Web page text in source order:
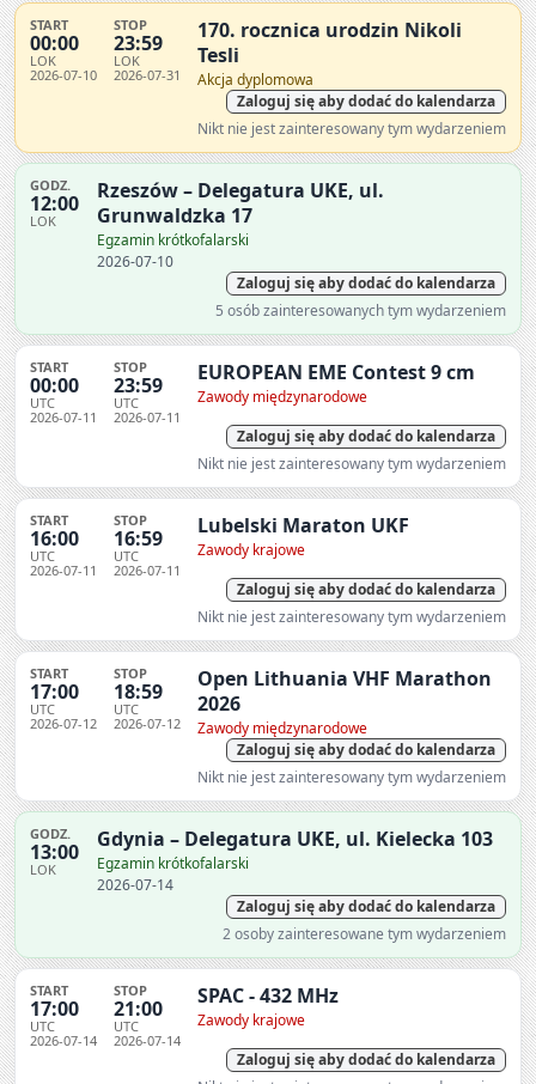
START
00:00
LOK
2026-07-10
STOP
23:59
LOK
2026-07-31
170. rocznica urodzin Nikoli
Tesli
Akcja dyplomowa
Zaloguj się aby dodać do kalendarza
Nikt nie jest zainteresowany tym wydarzeniem
GODZ.
12:00
LOK
Rzeszów – Delegatura UKE, ul.
Grunwaldzka 17
Egzamin krótkofalarski
2026-07-10
Zaloguj się aby dodać do kalendarza
5 osób zainteresowanych tym wydarzeniem
START
00:00
UTC
2026-07-11
STOP
23:59
UTC
2026-07-11
EUROPEAN EME Contest 9 cm
Zawody międzynarodowe
Zaloguj się aby dodać do kalendarza
Nikt nie jest zainteresowany tym wydarzeniem
START
16:00
UTC
2026-07-11
STOP
16:59
UTC
2026-07-11
Lubelski Maraton UKF
Zawody krajowe
Zaloguj się aby dodać do kalendarza
Nikt nie jest zainteresowany tym wydarzeniem
START
17:00
UTC
2026-07-12
STOP
18:59
UTC
2026-07-12
Open Lithuania VHF Marathon
2026
Zawody międzynarodowe
Zaloguj się aby dodać do kalendarza
Nikt nie jest zainteresowany tym wydarzeniem
GODZ.
13:00
LOK
Gdynia – Delegatura UKE, ul. Kielecka 103
Egzamin krótkofalarski
2026-07-14
Zaloguj się aby dodać do kalendarza
2 osoby zainteresowane tym wydarzeniem
START
17:00
UTC
2026-07-14
STOP
21:00
UTC
2026-07-14
SPAC - 432 MHz
Zawody krajowe
Zaloguj się aby dodać do kalendarza